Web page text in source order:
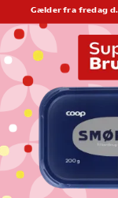
Gælder fra fredag